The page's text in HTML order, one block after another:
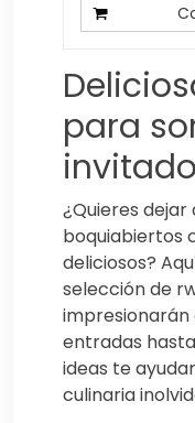
para
¿Quieres dejar
boquiabiertos
deliciosos?
selección de
impresionarán
entradas
ideas te
culinaria